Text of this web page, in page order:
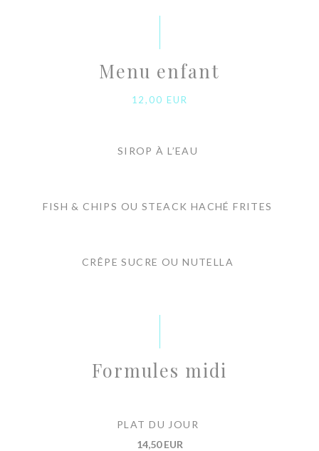
Menu enfant
12,00 EUR
SIROP À L’EAU
FISH & CHIPS OU STEACK HACHÉ FRITES
CRÊPE SUCRE OU NUTELLA
Formules midi
PLAT DU JOUR
14,50 EUR